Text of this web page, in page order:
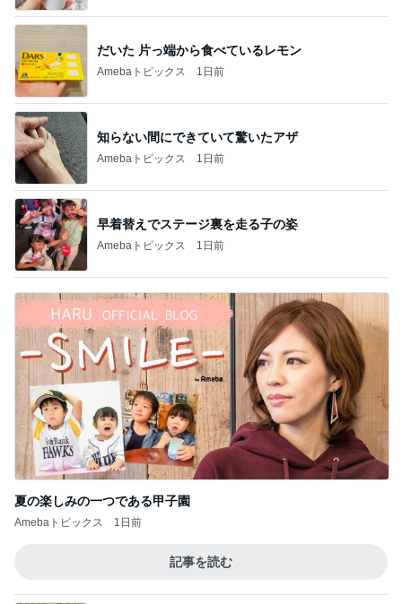
だいた 片っ端から食べているレモン
Amebaトピックス 1日前
知らない間にできていて驚いたアザ
Amebaトピックス 1日前
早着替えでステージ裏を走る子の姿
Amebaトピックス 1日前
夏の楽しみの一つである甲子園
Amebaトピックス 1日前
記事を読む